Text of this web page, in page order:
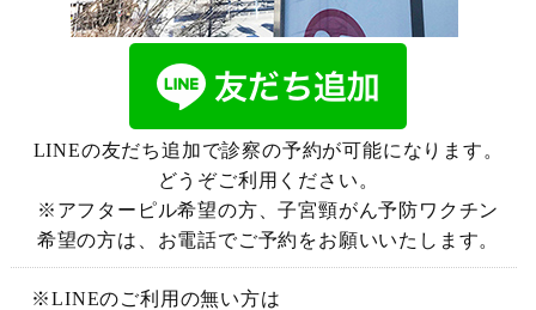
LINEの友だち追加で診察の予約が可能になります。
どうぞご利用ください。
※アフターピル希望の方、子宮頸がん予防ワクチン
希望の方は、お電話でご予約をお願いいたします。
※LINEのご利用の無い方は